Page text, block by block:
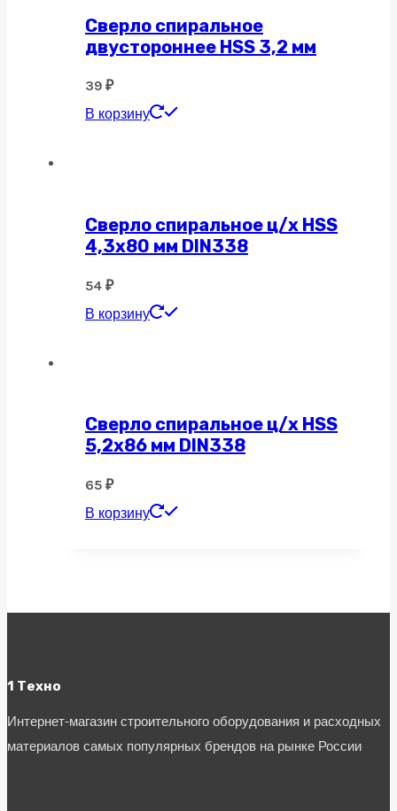
Сверло спиральное
двустороннее HSS 3,2 мм
39 ₽
В корзину
Сверло спиральное ц/х HSS
4,3х80 мм DIN338
54 ₽
В корзину
Сверло спиральное ц/х HSS
5,2х86 мм DIN338
65 ₽
В корзину
1 Техно
Интернет-магазин строительного оборудования и расходных
материалов самых популярных брендов на рынке России